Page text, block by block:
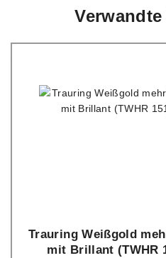
Trauring Weißgold
mit Brillant (TWHR